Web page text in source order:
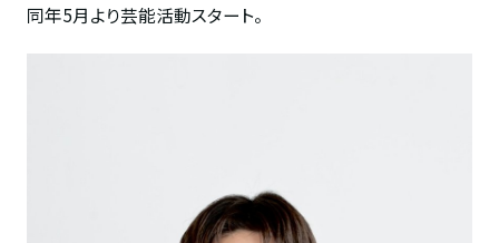
同年5月より芸能活動スタート。